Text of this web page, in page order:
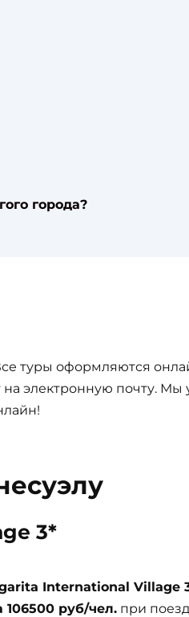
города?
туры оформляются
электронную почту. Мы
3*
International Village
106500 руб/чел. при